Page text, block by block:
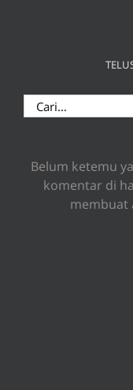
Search
for:
Belum ketemu
komentar di
membuat